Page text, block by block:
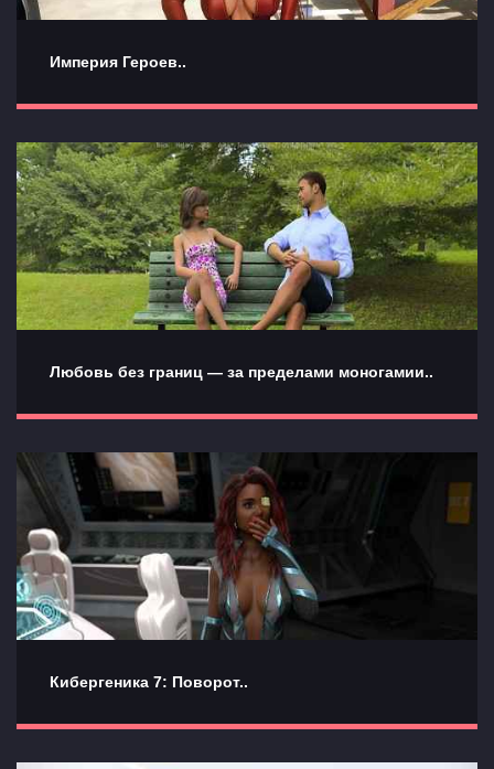
Империя Героев..
Любовь без границ — за пределами моногамии..
Кибергеника 7: Поворот..